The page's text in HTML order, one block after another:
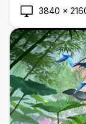
tiết, điểm nhấn
cách thẩm mỹ
3840 ×